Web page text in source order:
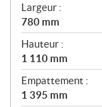
Largeur :
780 mm
Hauteur :
1 110 mm
Empattement :
1 395 mm